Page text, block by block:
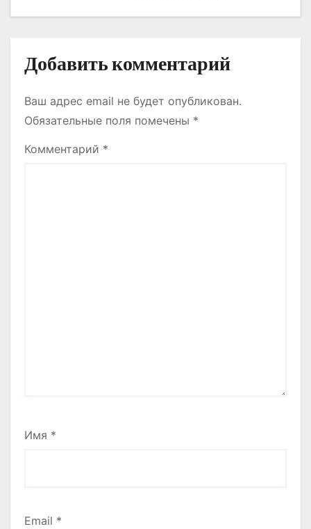
Добавить комментарий
Ваш адрес email не будет опубликован.
Обязательные поля помечены *
Комментарий *
Имя *
Email *